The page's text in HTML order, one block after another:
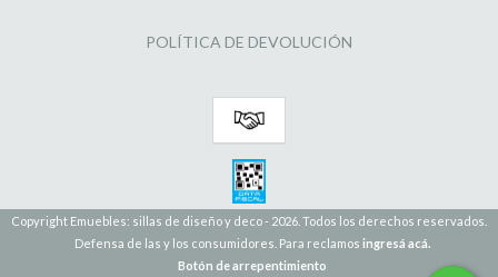
POLÍTICA DE DEVOLUCIÓN
Copyright Emuebles: sillas de diseño y deco - 2026. Todos los derechos reservados.
Defensa de las y los consumidores. Para reclamos ingresá acá.
Botón de arrepentimiento